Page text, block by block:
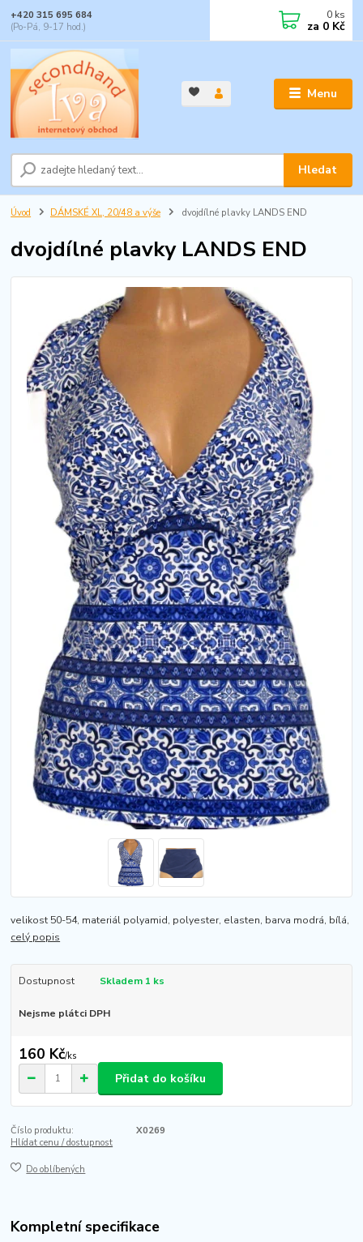
Menu
Hledat
+420 315 695 684
(Po-Pá, 9-17 hod.)
0 ks
za 0 Kč
Úvod DÁMSKÉ XL, 20/48 a výše dvojdílné plavky LANDS END
dvojdílné plavky LANDS END
velikost 50-54, materiál polyamid, polyester, elasten, barva modrá, bílá,
celý popis
Dostupnost Skladem 1 ks
Nejsme plátci DPH
160 Kč/ks
Přidat do košíku
Číslo produktu:
X0269
Hlídat cenu / dostupnost
Do oblíbených
Kompletní specifikace